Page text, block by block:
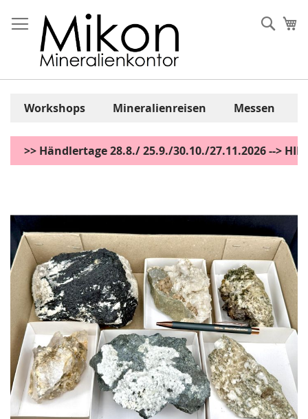
Inhalt
springen
Workshops Mineralienreisen Messen
>> Händlertage 28.8./ 25.9./30.10./27.11.2026 -->
der
Bildgalerie
springen